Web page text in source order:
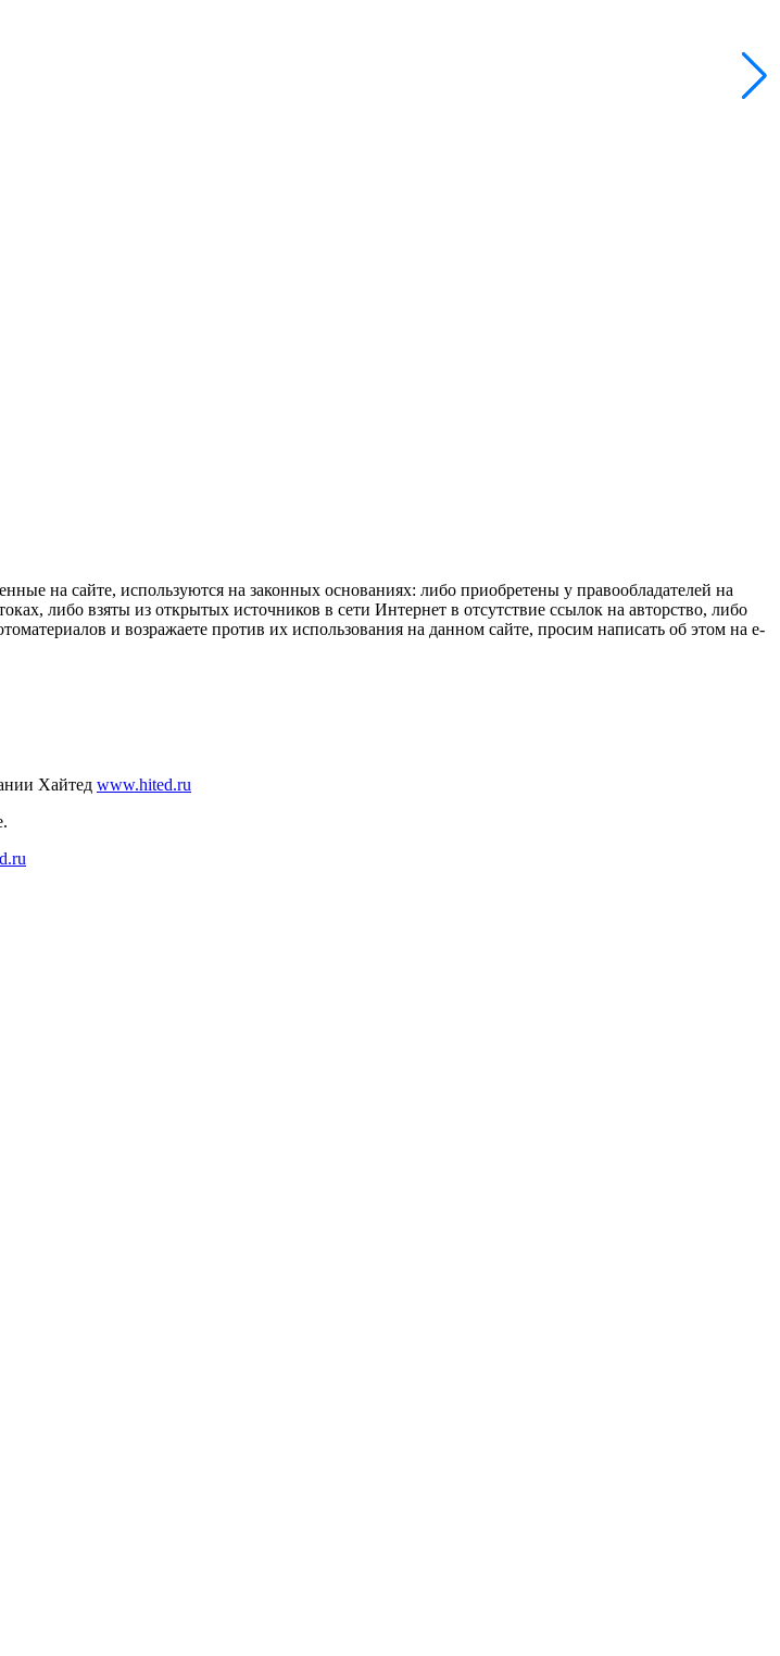
на сайте, используются на законных основаниях: либо приобретены у правообладателей на
либо взяты из открытых источников в сети Интернет в отсутствие ссылок на авторство, либо
и возражаете против их использования на данном сайте, просим написать об этом на e-
Хайтед www.hited.ru